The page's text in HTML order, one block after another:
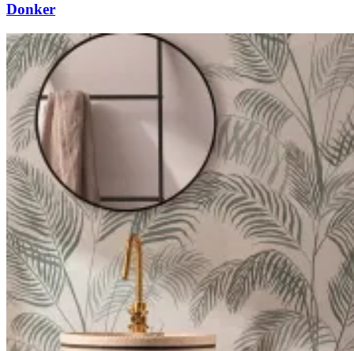
Donker